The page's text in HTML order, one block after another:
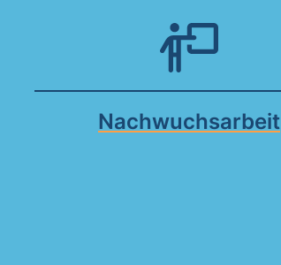
Nachwuchsarbeit